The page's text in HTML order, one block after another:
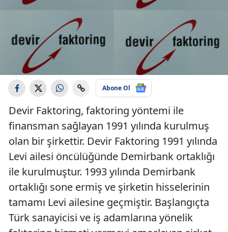
Abone Ol
Devir Faktoring, faktoring yöntemi ile
finansman sağlayan 1991 yılında kurulmuş
olan bir şirkettir. Devir Faktoring 1991 yılında
Levi ailesi öncülüğünde Demirbank ortaklığı
ile kurulmuştur. 1993 yılında Demirbank
ortaklığı sone ermiş ve şirketin hisselerinin
tamamı Levi ailesine geçmiştir. Başlangıçta
Türk sanayicisi ve iş adamlarına yönelik